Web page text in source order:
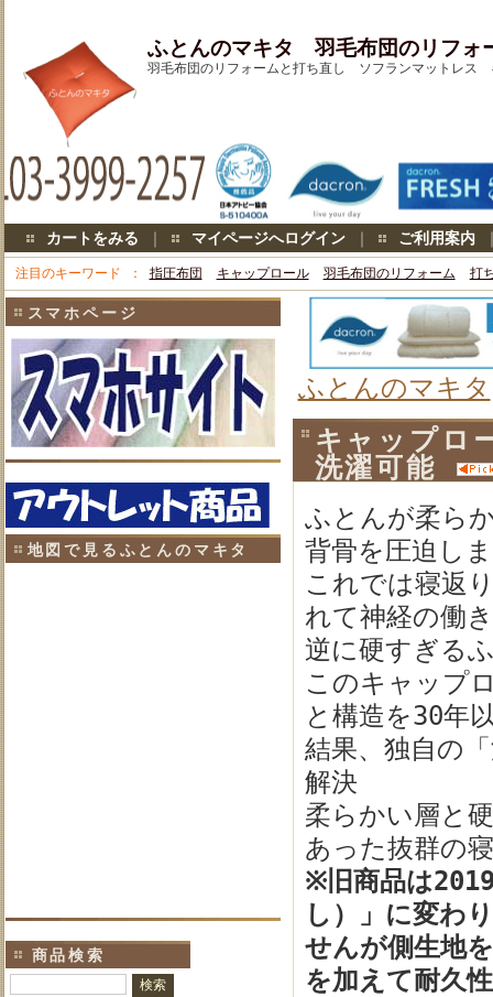
ふとんのマキタ 羽毛布団のリフ
羽毛布団のリフォームと打ち直し ソフランマットレ
カートをみる ｜ マイページへログイン｜ ご利用案内
注目のキーワード 指圧布団 キャップロール 羽毛布団のリフォーム 打
スマホページ
地図で見るふとんのマキタ
商品検索
ふとんのマキタ
キャップ
洗濯可能
ふとんが柔ら
背骨を圧迫し
これでは寝返
れて神経の働
逆に硬すぎる
このキャップ
と構造を30年
結果、独自の
解決
柔らかい層と
あった抜群の
※旧商品は
し）」に変わ
せんが側生地
を加えて耐久